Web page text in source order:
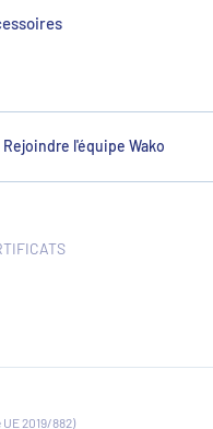
Rejoindre l'équipe Wako
2019/882)